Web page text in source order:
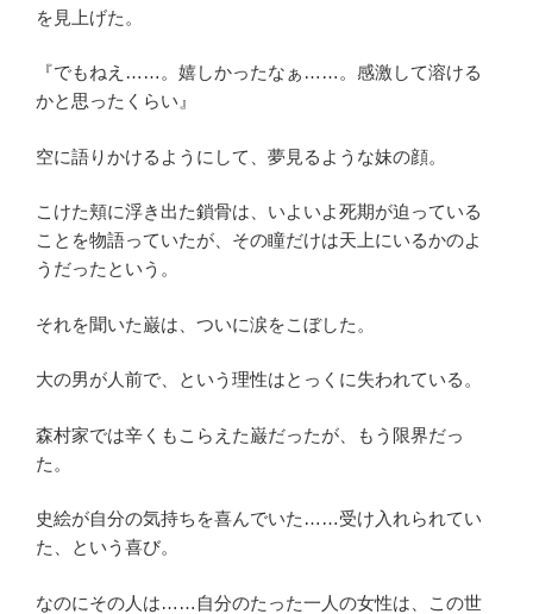
を見上げた。
『でもねえ……。嬉しかったなぁ……。感激して溶ける
かと思ったくらい』
空に語りかけるようにして、夢見るような妹の顔。
こけた頬に浮き出た鎖骨は、いよいよ死期が迫っている
ことを物語っていたが、その瞳だけは天上にいるかのよ
うだったという。
それを聞いた巌は、ついに涙をこぼした。
大の男が人前で、という理性はとっくに失われている。
森村家では辛くもこらえた巌だったが、もう限界だっ
た。
史絵が自分の気持ちを喜んでいた……受け入れられてい
た、という喜び。
なのにその人は……自分のたった一人の女性は、この世